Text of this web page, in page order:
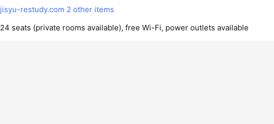
jisyu-restudy.com 2 other items
24 seats (private rooms available), free Wi-Fi, power outlets available